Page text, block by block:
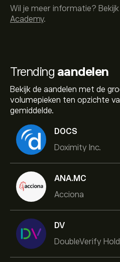
Trending aandelen
Bekijk de aandelen met de
volumepieken ten opzichte
gemiddelde.
DOCS
Doximity Inc.
ANA.MC
Acciona
DV
DoubleVerify
Wil je meer informatie?
Academy.